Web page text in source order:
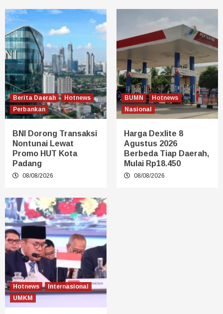
Berita Daerah
Hotnews
Perbankan
BNI Dorong Transaksi
Nontunai Lewat
Promo HUT Kota
Padang
08/08/2026
BUMN
Hotnews
Nasional
Harga Dexlite 8
Agustus 2026
Berbeda Tiap Daerah,
Mulai Rp18.450
08/08/2026
Hotnews
Internasional
UMKM